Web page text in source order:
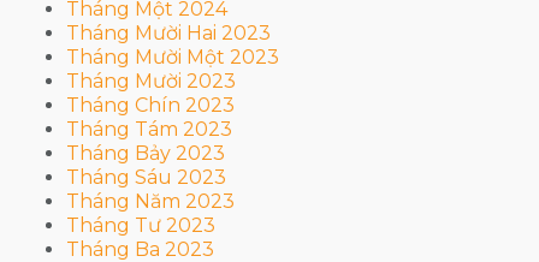
Tháng Một 2024
Tháng Mười Hai 2023
Tháng Mười Một 2023
Tháng Mười 2023
Tháng Chín 2023
Tháng Tám 2023
Tháng Bảy 2023
Tháng Sáu 2023
Tháng Năm 2023
Tháng Tư 2023
Tháng Ba 2023